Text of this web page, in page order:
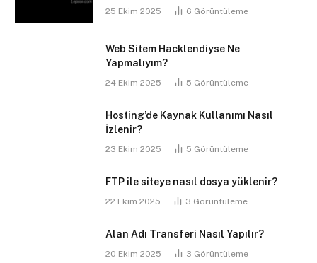
25 Ekim 2025 6 Görüntüleme
Web Sitem Hacklendiyse Ne
Yapmalıyım?
24 Ekim 2025 5 Görüntüleme
Hosting’de Kaynak Kullanımı Nasıl
İzlenir?
23 Ekim 2025 5 Görüntüleme
FTP ile siteye nasıl dosya yüklenir?
22 Ekim 2025 3 Görüntüleme
Alan Adı Transferi Nasıl Yapılır?
20 Ekim 2025 3 Görüntüleme